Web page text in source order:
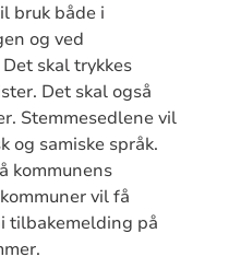
bruk både i
og ved
skal trykkes
Det skal også
Stemmesedlene vil
og samiske språk.
kommunens
vil få
tilbakemelding på